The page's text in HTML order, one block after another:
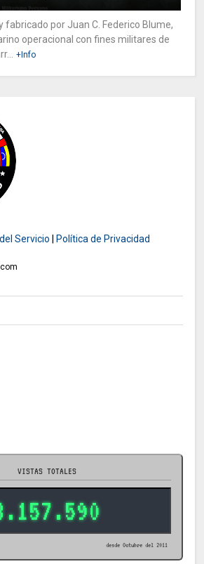
fabricado por Juan C. Federico Blume,
operacional con fines militares de
+Info
Servicio Política de Privacidad
VISTAS TOTALES
desde Octubre del 2011